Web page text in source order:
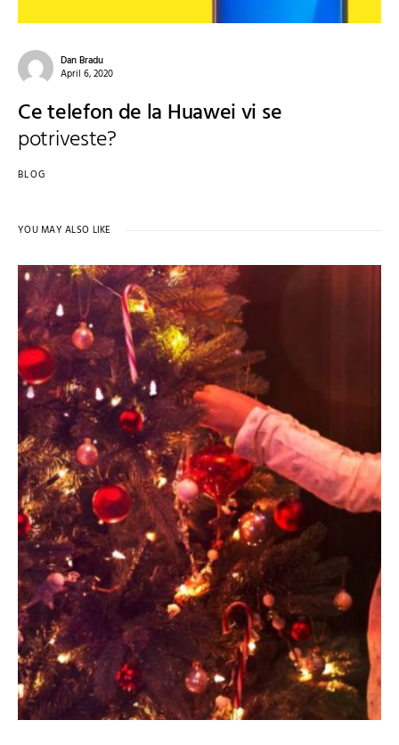
Dan Bradu
April 6, 2020
Ce telefon de la Huawei vi se
potriveste?
BLOG
YOU MAY ALSO LIKE